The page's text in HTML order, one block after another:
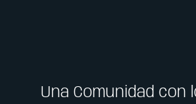
Una Comunidad con